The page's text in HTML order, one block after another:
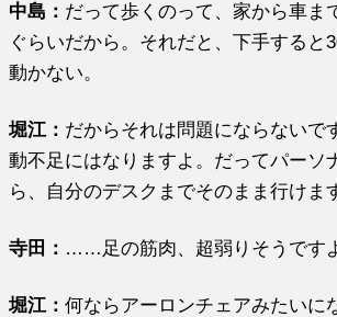
中島： だって歩くのって、家から車ま
ぐらいだから。それだと、下手すると
動かない。
堀江 ： だからそれは問題にならないで
動不足にはなりますよ。だってパーソ
ら、自分のデスクまでそのまま行けま
寺田： ……足の筋肉、超弱りそうです
堀江 ：何ならアーロンチェアみたいに